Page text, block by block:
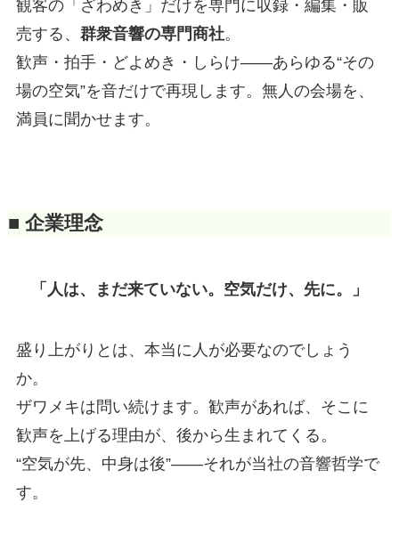
観客の「ざわめき」だけを専門に収録・編集・販
売する、 群衆音響の専門商社。
歓声・拍手・どよめき・しらけ——あらゆる“その
場の空気”を音だけで再現します。無人の会場を、
満員に聞かせます。
■ 企業理念
「人は、まだ来ていない。空気だけ、先に。」
盛り上がりとは、本当に人が必要なのでしょう
か。
ザワメキは問い続けます。歓声があれば、そこに
歓声を上げる理由が、後から生まれてくる。
“空気が先、中身は後”——それが当社の音響哲学で
す。